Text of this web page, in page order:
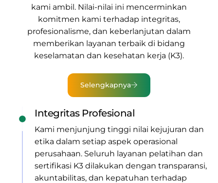
kami ambil. Nilai-nilai ini mencerminkan
komitmen kami terhadap integritas,
profesionalisme, dan keberlanjutan dalam
memberikan layanan terbaik di bidang
keselamatan dan kesehatan kerja (K3).
Selengkapnya
Integritas Profesional
Kami menjunjung tinggi nilai kejujuran dan
etika dalam setiap aspek operasional
perusahaan. Seluruh layanan pelatihan dan
sertifikasi K3 dilakukan dengan transparansi,
akuntabilitas, dan kepatuhan terhadap